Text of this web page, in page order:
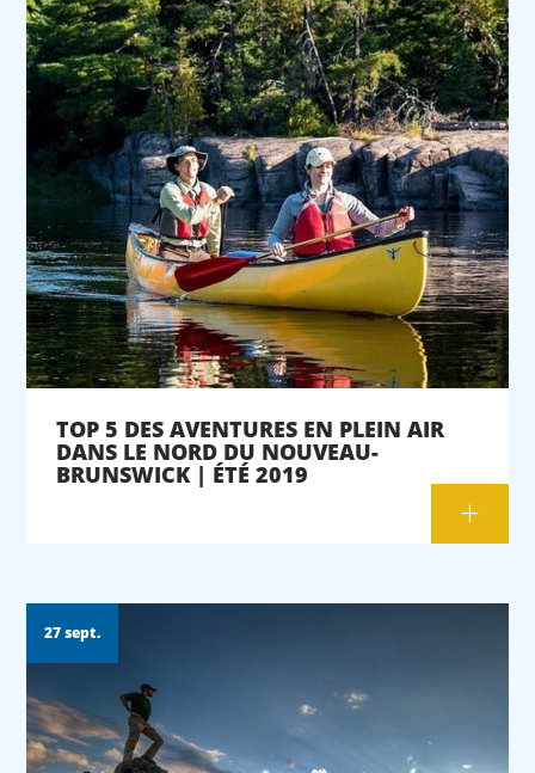
TOP 5 DES AVENTURES EN PLEIN AIR
DANS LE NORD DU NOUVEAU-
BRUNSWICK | ÉTÉ 2019
27 sept.